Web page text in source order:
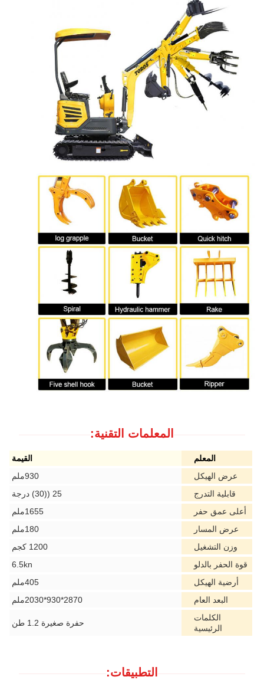
المعلمات التقنية:
المعلم
القيمة
عرض الهيكل
930ملم
قابلية التدرج
25 ((30) درجة
أعلى عمق حفر
1655ملم
عرض المسار
180ملم
وزن التشغيل
1200 كجم
قوة الحفر بالدلو
6.5kn
أرضية الهيكل
405ملم
البعد العام
2870*930*2030ملم
الكلمات
الرئيسية
حفرة صغيرة 1.2 طن
التطبيقات: